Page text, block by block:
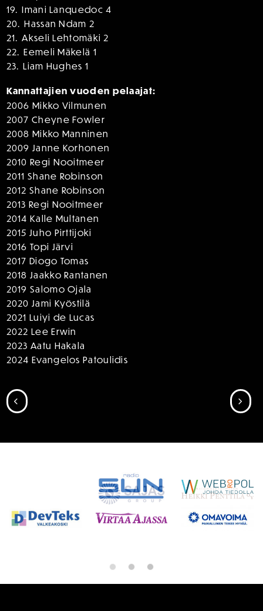
19.⁠ ⁠Imani Lanquedoc 4
20.⁠ ⁠Hassan Ndam 2
21.⁠ ⁠Akseli Lehtomäki 2
22.⁠ ⁠Eemeli Mäkelä 1
23.⁠ ⁠Liam Hughes 1
Kannattajien vuoden pelaajat:
2006 Mikko Vilmunen
2007 Cheyne Fowler
2008 Mikko Manninen
2009 Janne Korhonen
2010 Regi Nooitmeer
2011 Shane Robinson
2012 Shane Robinson
2013 Regi Nooitmeer
2014 Kalle Multanen
2015 Juho Pirttijoki
2016 Topi Järvi
2017 Diogo Tomas
2018 Jaakko Rantanen
2019 Salomo Ojala
2020 Jami Kyöstilä
2021 Luiyi de Lucas
2022 Lee Erwin
2023 Aatu Hakala
2024 Evangelos Patoulidis
SIIRRY EDELLISEEN